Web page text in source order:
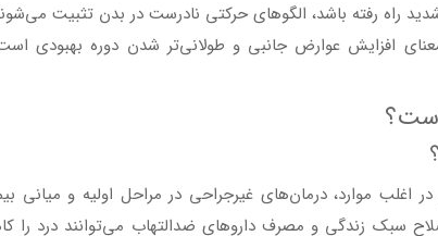
راه رفته باشد، الگوهای حرکتی نادرست در بدن تثبیت
افزایش عوارض جانبی و طولانی‌تر شدن دوره بهبودی
موارد، درمان‌های غیرجراحی در مراحل اولیه و میانی
سبک زندگی و مصرف داروهای ضدالتهاب می‌توانند درد را